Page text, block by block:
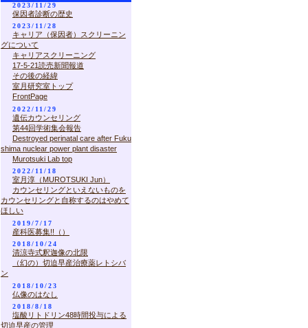
2023/11/29
保因者診断の歴史
2023/11/28
キャリア（保因者）スクリーニン
グについて
キャリアスクリーニング
17-5-21読売新聞報道
その後の経緯
室月研究室トップ
FrontPage
2022/11/29
遺伝カウンセリング
第44回学術集会報告
Destroyed perinatal care after Fuku
shima nuclear power plant disaster
Murotsuki Lab top
2022/11/18
室月淳（MUROTSUKI Jun）
カウンセリングといえないものを
カウンセリングと自称するのはやめて
ほしい
2019/7/17
産科医募集!!（）
2018/10/24
清涼寺式釈迦像の北限
（幻の）切迫早産治療薬レトシバ
ン
2018/10/23
仏像のはなし
2018/8/18
塩酸リトドリン48時間投与による
切迫早産の管理